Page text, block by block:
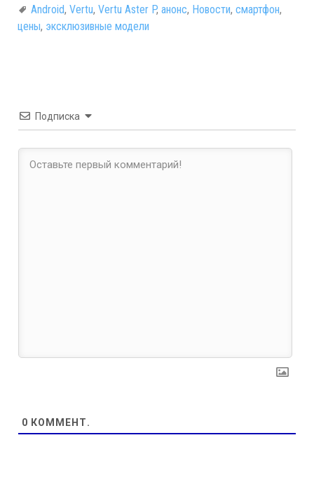
Android, Vertu, Vertu Aster P, анонс, Новости, смартфон,
цены, эксклюзивные модели
Подписка
0 КОММЕНТ.